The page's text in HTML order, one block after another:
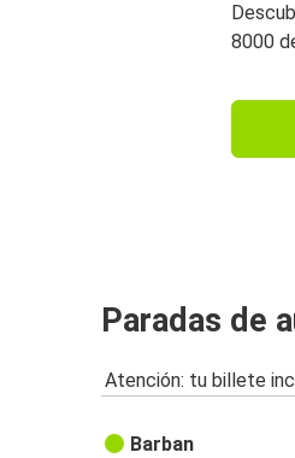
8000
Paradas de
Atención: tu billete
Barban